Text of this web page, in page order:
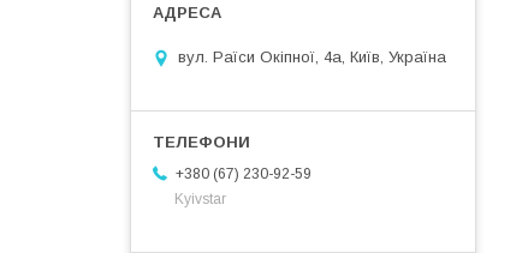
вул. Раїси Окіпної, 4а, Київ, Україна
+380 (67) 230-92-59
Kyivstar